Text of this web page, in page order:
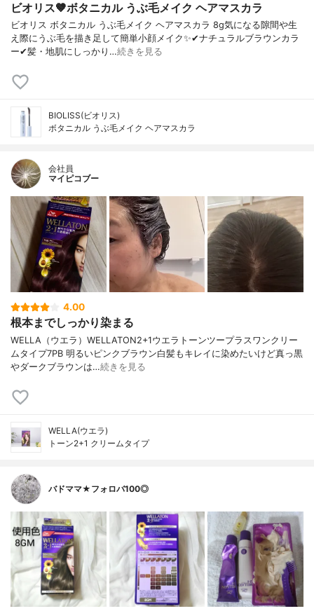
ビオリス🤎ボタニカル うぶ毛メイク ヘアマスカラ
ビオリス ボタニカル うぶ毛メイク ヘアマスカラ 8g気になる隙間や生
え際にうぶ毛を描き足して簡単小顔メイク✨✔︎ナチュラルブラウンカラ
ー✔︎髪・地肌にしっかり…続きを見る
BIOLISS(ビオリス)
ボタニカル うぶ毛メイク ヘアマスカラ
会社員
マイピコブー
4.00
根本までしっかり染まる
WELLA（ウエラ）WELLATON2+1ウエラトーンツープラスワンクリー
ムタイプ7PB 明るいピンクブラウン白髪もキレイに染めたいけど真っ黒
やダークブラウンは…続きを見る
WELLA(ウエラ)
トーン2+1 クリームタイプ
バドママ★フォロバ100◎